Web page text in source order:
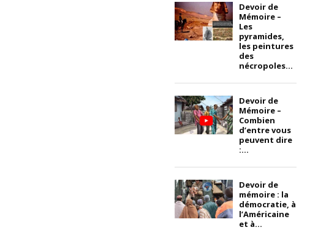
Devoir de
Mémoire –
Les
pyramides,
les peintures
des
nécropoles...
Devoir de
Mémoire –
Combien
d’entre vous
peuvent dire
:...
Devoir de
mémoire : la
démocratie, à
l’Américaine
et à...